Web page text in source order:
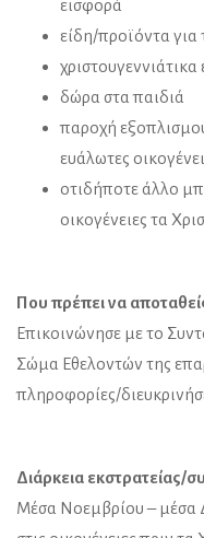
εισφορά
είδη/προϊόντα για
δώρα στα παιδιά
παροχή
ευάλωτες
οτιδήποτε άλλο
οικογένειες τα
Που πρέπει να
Επικοινώνησε με το
Σώμα Εθελοντών της
πληροφορίες/
Διάρκεια εκστρατείας/
Μέσα Νοεμβρίου – μέσα